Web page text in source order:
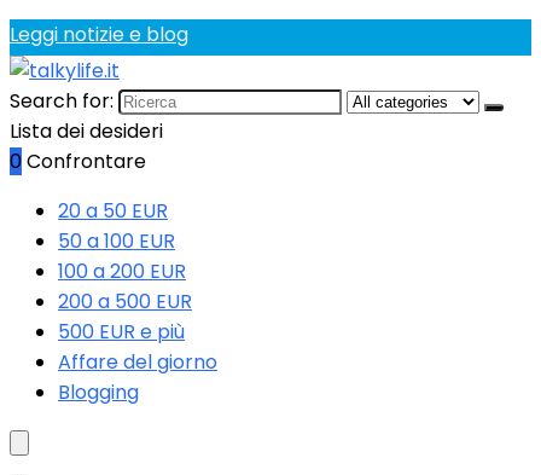
Leggi notizie e blog
Search for:
Lista dei desideri
0Confrontare
20 a 50 EUR
50 a 100 EUR
100 a 200 EUR
200 a 500 EUR
500 EUR e più
Affare del giorno
Blogging